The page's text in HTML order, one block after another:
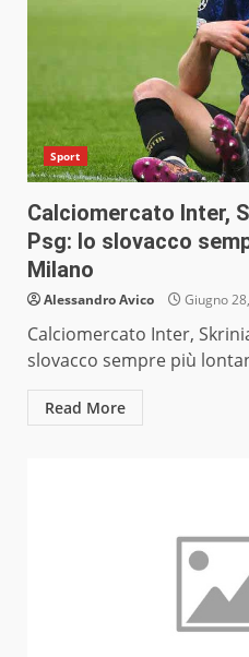
Sport
Calciomercato Inter,
Psg: lo slovacco
Milano
Alessandro Avico Giugno
Calciomercato Inter,
slovacco sempre più
Read More